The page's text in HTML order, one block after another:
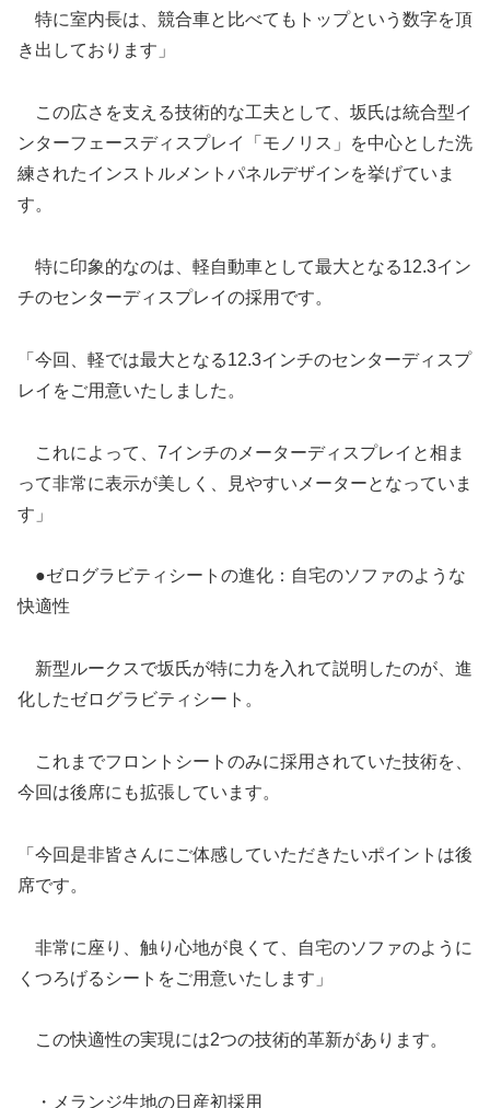
特に室内長は、競合車と比べてもトップという数字を頂
き出しております」
この広さを支える技術的な工夫として、坂氏は統合型イ
ンターフェースディスプレイ「モノリス」を中心とした洗
練されたインストルメントパネルデザインを挙げていま
す。
特に印象的なのは、軽自動車として最大となる12.3イン
チのセンターディスプレイの採用です。
「今回、軽では最大となる12.3インチのセンターディスプ
レイをご用意いたしました。
これによって、7インチのメーターディスプレイと相ま
って非常に表示が美しく、見やすいメーターとなっていま
す」
●ゼログラビティシートの進化：自宅のソファのような
快適性
新型ルークスで坂氏が特に力を入れて説明したのが、進
化したゼログラビティシート。
これまでフロントシートのみに採用されていた技術を、
今回は後席にも拡張しています。
「今回是非皆さんにご体感していただきたいポイントは後
席です。
非常に座り、触り心地が良くて、自宅のソファのように
くつろげるシートをご用意いたします」
この快適性の実現には2つの技術的革新があります。
・メランジ生地の日産初採用